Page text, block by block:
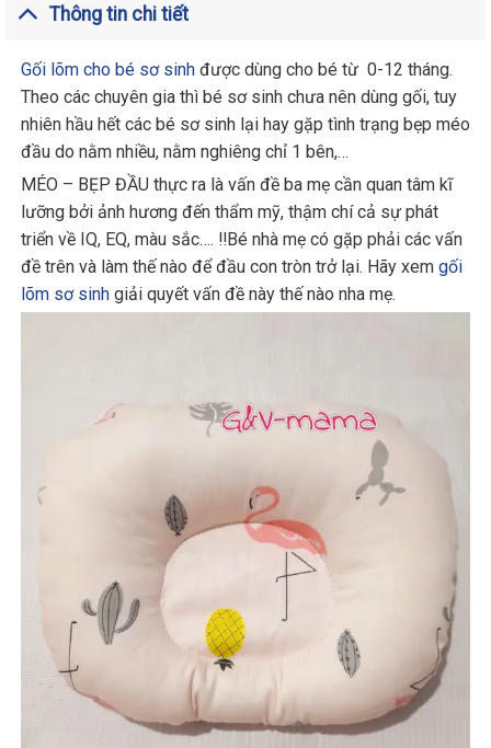
Thông tin chi tiết
Gối lõm cho bé sơ sinhđược dùng cho bé từ 0-12 tháng.
Theo các chuyên gia thì bé sơ sinh chưa nên dùng gối, tuy
nhiên hầu hết các bé sơ sinh lại hay gặp tình trạng bẹp méo
đầu do nằm nhiều, nằm nghiêng chỉ 1 bên,…
MÉO – BẸP ĐẦU thực ra là vấn đề ba mẹ cần quan tâm kĩ
lưỡng bởi ảnh hương đến thẩm mỹ, thậm chí cả sự phát
triển về IQ, EQ, màu sắc…. ‼️Bé nhà mẹ có gặp phải các vấn
đề trên và làm thế nào để đầu con tròn trở lại. Hãy xem gối
lõm sơ sinhgiải quyết vấn đề này thế nào nha mẹ.